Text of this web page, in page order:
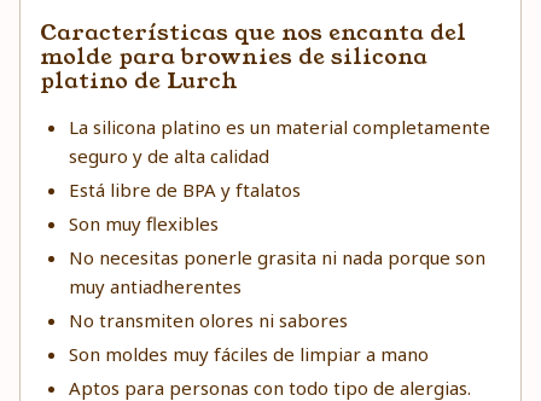
Características que nos encanta del
molde para brownies de silicona
platino de Lurch
La silicona platino es un material completamente
seguro y de alta calidad
Está libre de BPA y ftalatos
Son muy flexibles
No necesitas ponerle grasita ni nada porque son
muy antiadherentes
No transmiten olores ni sabores
Son moldes muy fáciles de limpiar a mano
Aptos para personas con todo tipo de alergias.